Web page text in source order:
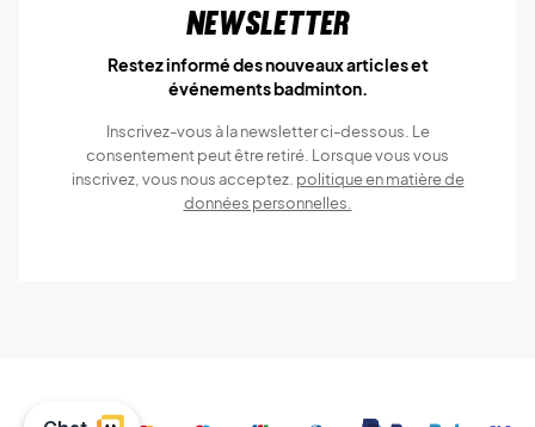
Newsletter
Restez informé des nouveaux articles et
événements badminton.
Inscrivez-vous à la newsletter ci-dessous. Le
consentement peut être retiré. Lorsque vous vous
inscrivez, vous nous acceptez. politique en matière de
données personnelles.